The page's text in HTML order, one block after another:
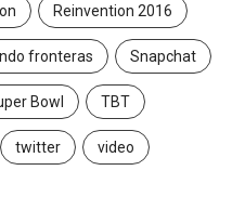
Reinvention 2016
fronteras Snapchat
Bowl TBT
twitter video